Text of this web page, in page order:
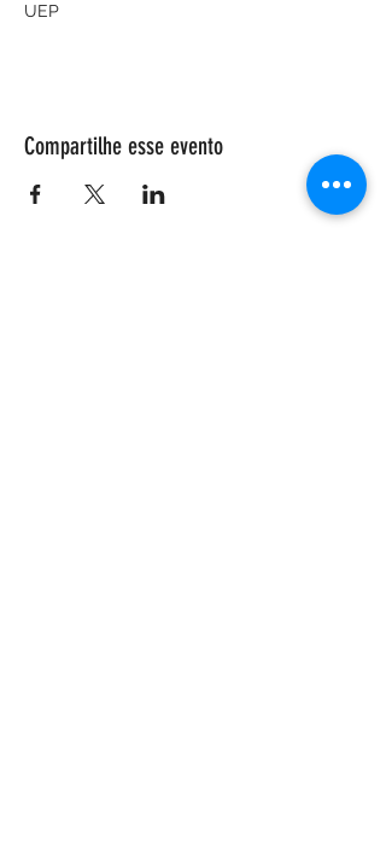
UEP
Compartilhe esse evento